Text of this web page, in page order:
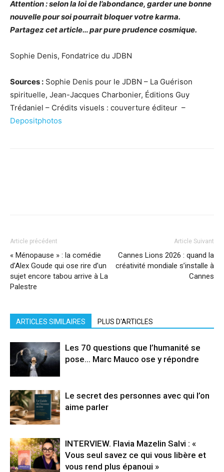
Attention : selon la loi de l’abondance, garder une bonne
nouvelle pour soi pourrait bloquer votre karma.
Partagez cet article… par pure prudence cosmique.
Sophie Denis, Fondatrice du JDBN
Sources : Sophie Denis pour le JDBN – La Guérison
spirituelle, Jean-Jacques Charbonier, Éditions Guy
Trédaniel – Crédits visuels : couverture éditeur –
Depositphotos
Article précédent
« Ménopause » : la comédie
d’Alex Goude qui ose rire d’un
sujet encore tabou arrive à La
Palestre
Article Suivant
Cannes Lions 2026 : quand la
créativité mondiale s’installe à
Cannes
ARTICLES SIMILAIRES PLUS D'ARTICLES
Les 70 questions que l’humanité se
pose… Marc Mauco ose y répondre
Le secret des personnes avec qui l’on
aime parler
INTERVIEW. Flavia Mazelin Salvi : «
Vous seul savez ce qui vous libère et
vous rend plus épanoui »